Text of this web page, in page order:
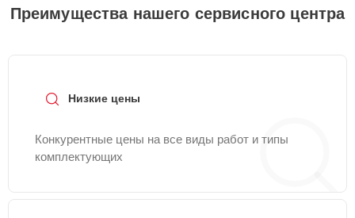
Преимущества нашего сервисного центра
Низкие цены
Конкурентные цены на все виды работ и типы
комплектующих